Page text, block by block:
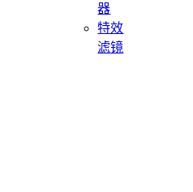
器
特效
滤镜